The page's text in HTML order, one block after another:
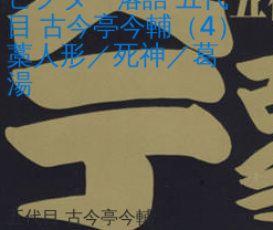
目 古今亭今輔（4）
藁人形／死神／葛
湯
五代目 古今亭今輔